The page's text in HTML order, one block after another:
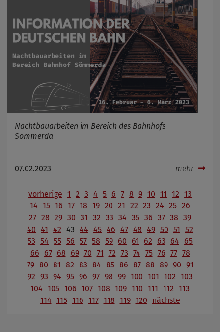
Nachtbauarbeiten im Bereich des Bahnhofs
Sömmerda
07.02.2023 mehr
vorherige 1 2 3 4 5 6 7 8 9 10 11 12 13
14 15 16 17 18 19 20 21 22 23 24 25 26
27 28 29 30 31 32 33 34 35 36 37 38 39
40 41 42 43 44 45 46 47 48 49 50 51
52
53 54 55 56 57 58 59 60 61 62 63 64
65
66
67 68 69 70 71 72 73 74 75 76 77 78
79 80 81 82 83 84 85 86 87 88 89 90 91
92 93 94 95 96 97 98 99 100 101 102 103
104 105 106 107 108 109 110 111 112 113
114 115 116 117 118 119 120 nächste